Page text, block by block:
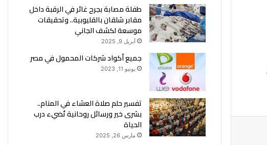
طفلة مصابة بجرح غائر في الرقبة داخل
مقابر شلقان بالقليوبية.. وتحقيقات
موسعة لكشف الجاني
أبريل 9, 2025
جميع أكواد شركات المحمول في مصر
يونيو 11, 2023
تفسير حلم صلاة العشاء في المنام..
بشرى خير ورسائل روحانية تُضيء درب
الحياة
مارس 26, 2025